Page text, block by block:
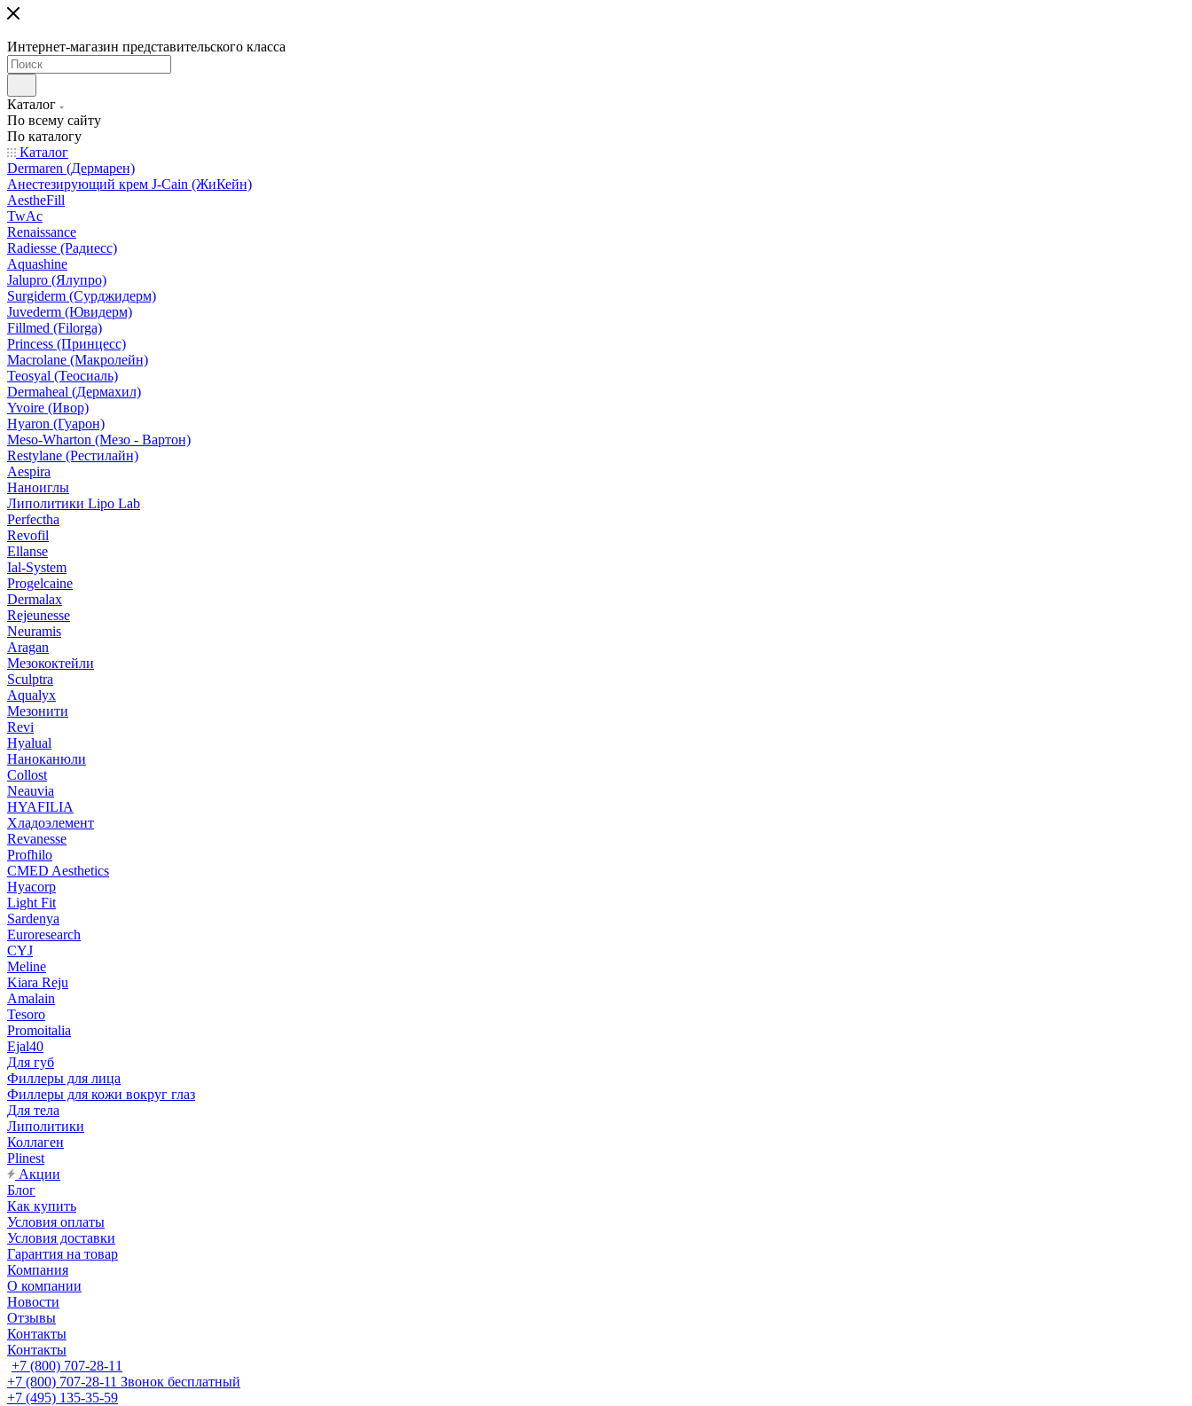
Интернет-магазин представительского класса
Каталог
По всему сайту
По каталогу
Каталог
Dermaren (Дермарен)
Анестезирующий крем J-Cain (ЖиКейн)
AestheFill
TwAc
Renaissance
Radiesse (Радиесс)
Aquashine
Jalupro (Ялупро)
Surgiderm (Сурджидерм)
Juvederm (Ювидерм)
Fillmed (Filorga)
Princess (Принцесс)
Macrolane (Макролейн)
Teosyal (Теосиаль)
Dermaheal (Дермахил)
Yvoire (Ивор)
Hyaron (Гуарон)
Meso-Wharton (Мезо - Вартон)
Restylane (Рестилайн)
Aespira
Наноиглы
Липолитики Lipo Lab
Perfectha
Revofil
Ellanse
Ial-System
Progelcaine
Dermalax
Rejeunesse
Neuramis
Aragan
Мезококтейли
Sculptra
Aqualyx
Мезонити
Revi
Hyalual
Наноканюли
Collost
Neauvia
HYAFILIA
Хладоэлемент
Revanesse
Profhilo
CMED Aesthetics
Hyacorp
Light Fit
Sardenya
Euroresearch
CYJ
Meline
Kiara Reju
Amalain
Tesoro
Promoitalia
Ejal40
Для губ
Филлеры для лица
Филлеры для кожи вокруг глаз
Для тела
Липолитики
Коллаген
Plinest
Акции
Блог
Как купить
Условия оплаты
Условия доставки
Гарантия на товар
Компания
О компании
Новости
Отзывы
Контакты
Контакты
+7 (800) 707-28-11
+7 (800) 707-28-11 Звонок бесплатный
+7 (495) 135-35-59